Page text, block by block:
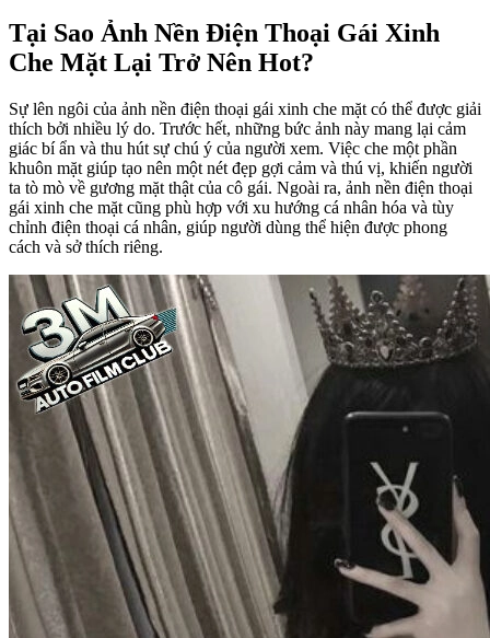
Tại Sao Ảnh Nền Điện Thoại Gái Xinh
Che Mặt Lại Trở Nên Hot?
Sự lên ngôi của ảnh nền điện thoại gái xinh che mặt có thể được giải
thích bởi nhiều lý do. Trước hết, những bức ảnh này mang lại cảm
giác bí ẩn và thu hút sự chú ý của người xem. Việc che một phần
khuôn mặt giúp tạo nên một nét đẹp gợi cảm và thú vị, khiến người
ta tò mò về gương mặt thật của cô gái. Ngoài ra, ảnh nền điện thoại
gái xinh che mặt cũng phù hợp với xu hướng cá nhân hóa và tùy
chỉnh điện thoại cá nhân, giúp người dùng thể hiện được phong
cách và sở thích riêng.